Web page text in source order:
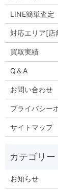
LINE簡単査定
対応エリア[店
買取実績
Q＆A
お問い合わせ
プライバシー
サイトマップ
お知らせ